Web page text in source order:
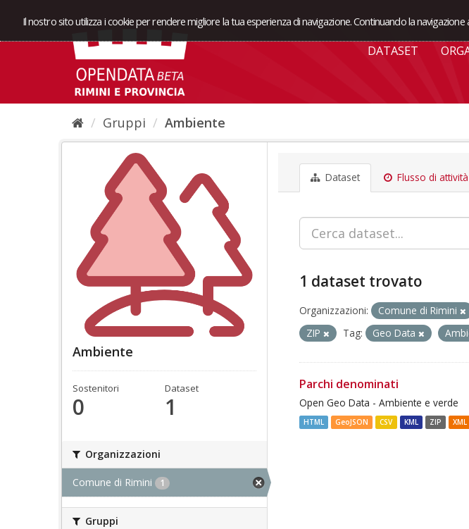
Il nostro sito utilizza i cookie per rendere migliore la tua esperienza di navigazione. Continuando la
DATASET
Gruppi Ambiente
Ambiente
Sostenitori
0
Dataset
1
Organizzazioni
Comune di Rimini 1
Gruppi
Dataset Flusso di attività
1 dataset trovato
Organizzazioni: Comune di Rimini
ZIP
Tag: Geo Data
Parchi denominati
Open Geo Data - Ambiente e verde
HTML GeoJSON CSV KML ZIP XML